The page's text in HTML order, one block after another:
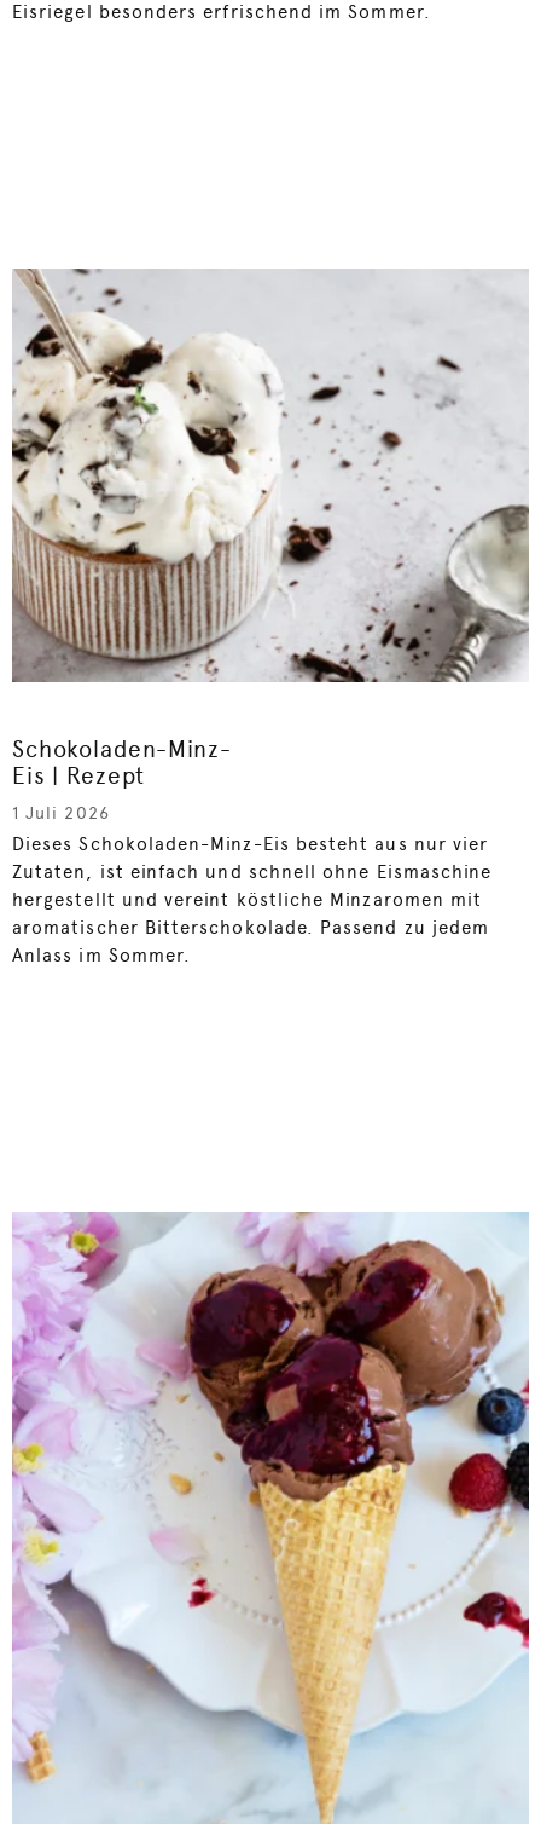
Eisriegel besonders erfrischend im Sommer.
Schokoladen-Minz-
Eis | Rezept
1 Juli 2026
Dieses Schokoladen-Minz-Eis besteht aus nur vier
Zutaten, ist einfach und schnell ohne Eismaschine
hergestellt und vereint köstliche Minzaromen mit
aromatischer Bitterschokolade. Passend zu jedem
Anlass im Sommer.